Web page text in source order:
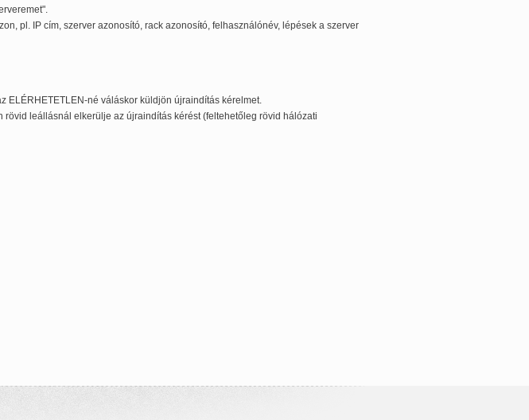
pl. IP cím, szerver azonosító, rack azonosíŧó, felhasználónév, lépések a szerver
ELÉRHETETLEN-né váláskor küldjön újraindítás kérelmet.
leállásnál elkerülje az újraindítás kérést (feltehetőleg rövid hálózati